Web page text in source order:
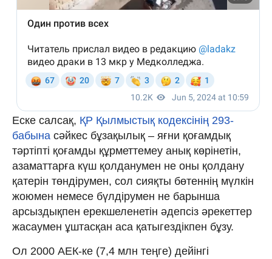
Еске салсақ, ҚР Қылмыстық кодексінің 293-
бабына сәйкес бұзақылық – яғни қоғамдық
тәртіпті қоғамды құрметтемеу анық көрінетін,
азаматтарға күш қолданумен не оны қолдану
қатерін төндірумен, сол сияқты бөтеннiң мүлкiн
жоюмен немесе бүлдiрумен не барынша
арсыздықпен ерекшеленетiн әдепсiз әрекеттер
жасаумен ұштасқан аса қатыгездікпен бұзу.
Ол 2000 АЕК-ке (7,4 млн теңге) дейiнгi